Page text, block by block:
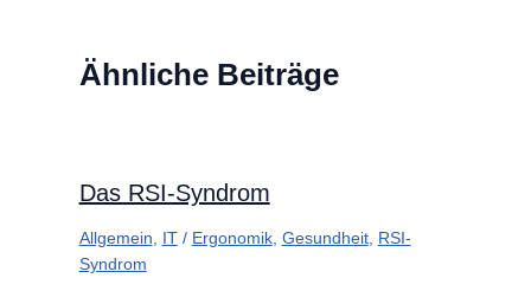
Ähnliche Beiträge
Das RSI-Syndrom
Allgemein IT/ Ergonomik, Gesundheit, RSI-
Syndrom